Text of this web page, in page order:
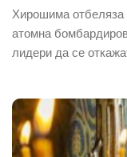
Хирошима отбеляза
атомна
лидери да се